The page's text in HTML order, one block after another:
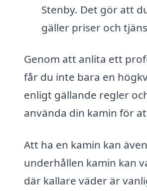
Stenby. Det gör att
gäller priser och
Genom att anlita ett
får du inte bara en
enligt gällande regler
använda din kamin för
Att ha en kamin kan
underhållen kamin kan
där kallare väder är